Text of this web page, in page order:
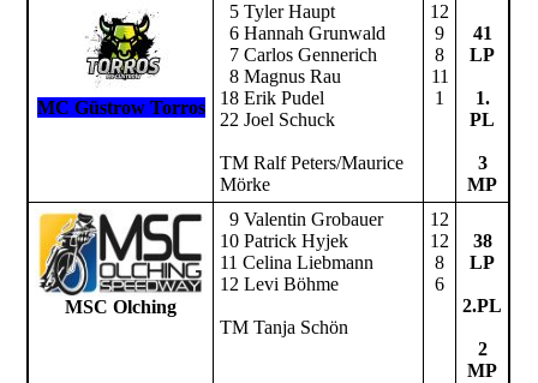
MC Güstrow Torros
5 Tyler Haupt
6 Hannah Grunwald
7 Carlos Gennerich
8 Magnus Rau
18 Erik Pudel
22 Joel Schuck
TM Ralf Peters/Maurice
Mörke
12
9
8
11
1
41
LP
1.
PL
3
MP
MSC Olching
9 Valentin Grobauer
10 Patrick Hyjek
11 Celina Liebmann
12 Levi Böhme
TM Tanja Schön
12
12
8
6
38
LP
2.PL
2
MP